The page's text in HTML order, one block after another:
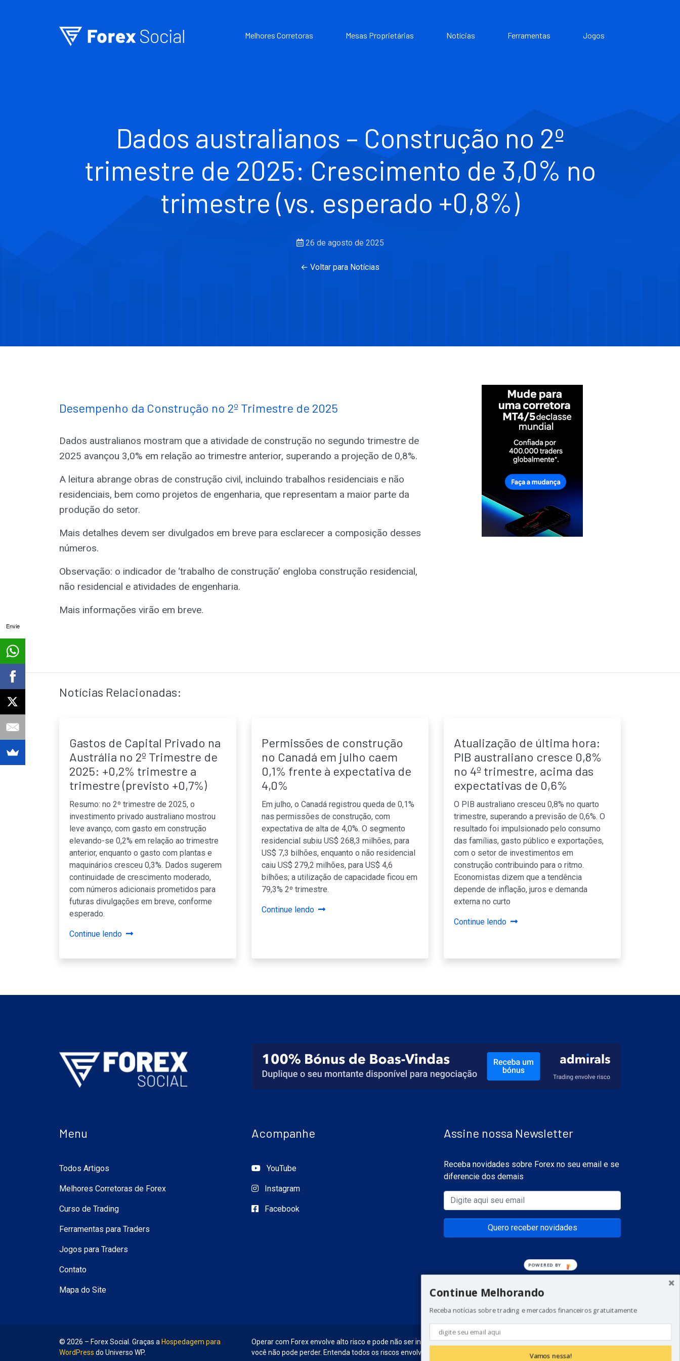
Melhores Corretoras Mesas Proprietárias Notícias Ferramentas Jogos
Dados australianos – Construção no 2º
trimestre de 2025: Crescimento de 3,0% no
trimestre (vs. esperado +0,8%)
26 de agosto de 2025
← Voltar para Notícias
Desempenho da Construção no 2º Trimestre de 2025
Dados australianos mostram que a atividade de construção no segundo trimestre de
2025 avançou 3,0% em relação ao trimestre anterior, superando a projeção de 0,8%.
A leitura abrange obras de construção civil, incluindo trabalhos residenciais e não
residenciais, bem como projetos de engenharia, que representam a maior parte da
produção do setor.
Mais detalhes devem ser divulgados em breve para esclarecer a composição desses
números.
Observação: o indicador de ‘trabalho de construção’ engloba construção residencial,
não residencial e atividades de engenharia.
Mais informações virão em breve.
Notícias Relacionadas:
Gastos de Capital Privado na
Austrália no 2º Trimestre de
2025: +0,2% trimestre a
trimestre (previsto +0,7%)
Resumo: no 2º trimestre de 2025, o
investimento privado australiano mostrou
leve avanço, com gasto em construção
elevando-se 0,2% em relação ao trimestre
anterior, enquanto o gasto com plantas e
maquinários cresceu 0,3%. Dados sugerem
continuidade de crescimento moderado,
com números adicionais prometidos para
futuras divulgações em breve, conforme
esperado.
Continue lendo
Permissões de construção
no Canadá em julho caem
0,1% frente à expectativa de
4,0%
Em julho, o Canadá registrou queda de 0,1%
nas permissões de construção, com
expectativa de alta de 4,0%. O segmento
residencial subiu US$ 268,3 milhões, para
US$ 7,3 bilhões, enquanto o não residencial
caiu US$ 279,2 milhões, para US$ 4,6
bilhões; a utilização de capacidade ficou em
79,3% 2º trimestre.
Continue lendo
Atualização de última hora:
PIB australiano cresce 0,8%
no 4º trimestre, acima das
expectativas de 0,6%
O PIB australiano cresceu 0,8% no quarto
trimestre, superando a previsão de 0,6%. O
resultado foi impulsionado pelo consumo
das famílias, gasto público e exportações,
com o setor de investimentos em
construção contribuindo para o ritmo.
Economistas dizem que a tendência
depende de inflação, juros e demanda
externa no curto
Continue lendo
Menu
Todos Artigos
Melhores Corretoras de Forex
Curso de Trading
Ferramentas para Traders
Jogos para Traders
Contato
Mapa do Site
Acompanhe
YouTube
Instagram
Facebook
Assine nossa Newsletter
Receba novidades sobre Forex no seu email e se
diferencie dos demais
Quero receber novidades
Operar com Forex envolve alto risco e pode não ser indicado para todos os investidores. Não invista dinheiro que
você não pode perder. Entenda todos os riscos envolvidos antes de começar a realizar esse tipo de investimentos.
© 2026 – Forex Social. Graças a Hospedagem para
WordPress do Universo WP.
Envie
Continue Melhorando
Receba notícias sobre trading e mercados financeiros gratuitamente
Vamos nessa!
POWERED BY